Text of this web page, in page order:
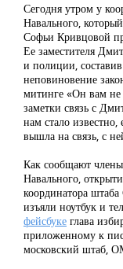
Сегодня утром у
Навального,
Софьи Кривцовой
Ее заместителя
и полиции,
неповиновение
митинге «Он вам
заметки связь с
нам стало
вышла на связь, с
Как сообщают
Навального,
координатора
изъяли ноутбук и
фейсбуке глава
приложенному к
московский штаб,